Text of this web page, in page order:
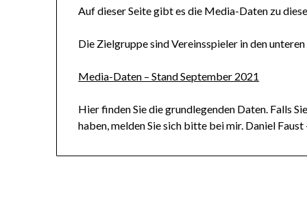
Auf dieser Seite gibt es die Media-Daten zu
Die Zielgruppe sind Vereinsspieler in den
Media-Daten – Stand September 2021
Hier finden Sie die grundlegenden Daten. Falls
haben, melden Sie sich bitte bei mir. Daniel